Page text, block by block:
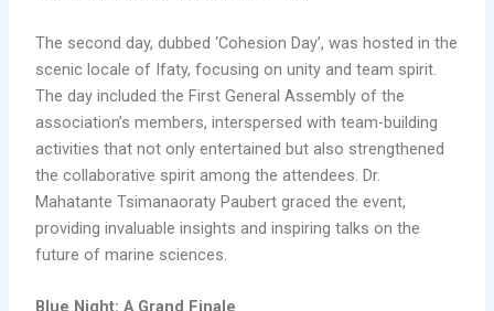
The second day, dubbed ‘Cohesion Day’, was hosted in the
scenic locale of Ifaty, focusing on unity and team spirit.
The day included the First General Assembly of the
association’s members, interspersed with team-building
activities that not only entertained but also strengthened
the collaborative spirit among the attendees. Dr.
Mahatante Tsimanaoraty Paubert graced the event,
providing invaluable insights and inspiring talks on the
future of marine sciences.
Blue Night: A Grand Finale